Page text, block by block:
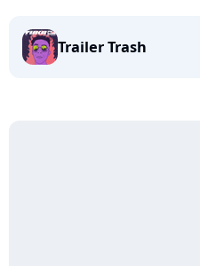
Trailer Trash